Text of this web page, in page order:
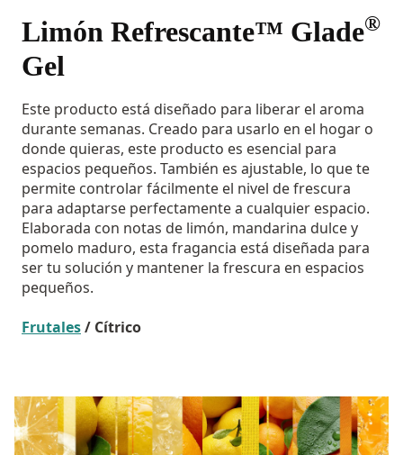
Limón Refrescante™ Glade®
Gel
Este producto está diseñado para liberar el aroma
durante semanas. Creado para usarlo en el hogar o
donde quieras, este producto es esencial para
espacios pequeños. También es ajustable, lo que te
permite controlar fácilmente el nivel de frescura
para adaptarse perfectamente a cualquier espacio.
Elaborada con notas de limón, mandarina dulce y
pomelo maduro, esta fragancia está diseñada para
ser tu solución y mantener la frescura en espacios
pequeños.
Frutales/ Cítrico